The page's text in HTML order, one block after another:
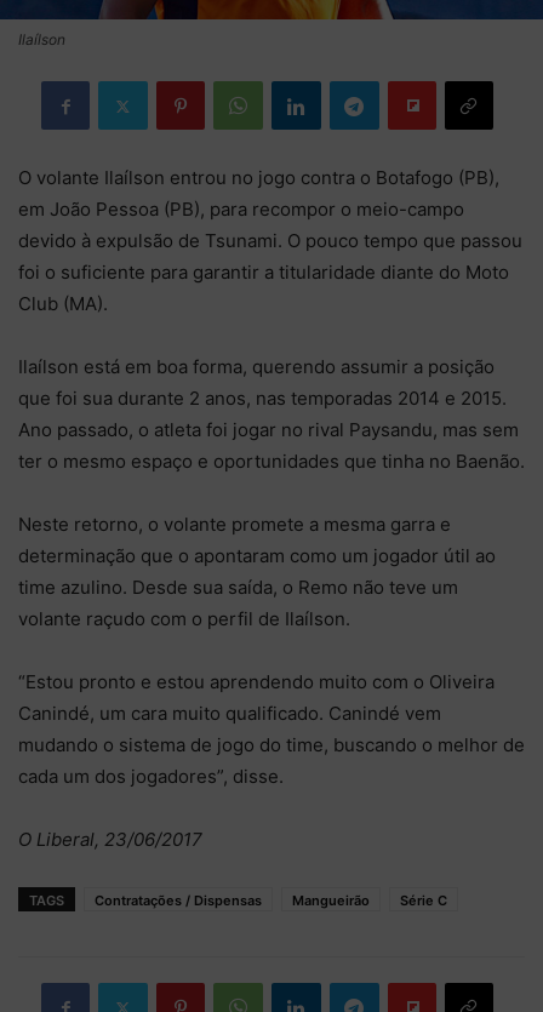
Ilaílson
O volante Ilaílson entrou no jogo contra o Botafogo (PB),
em João Pessoa (PB), para recompor o meio-campo
devido à expulsão de Tsunami. O pouco tempo que passou
foi o suficiente para garantir a titularidade diante do Moto
Club (MA).
Ilaílson está em boa forma, querendo assumir a posição
que foi sua durante 2 anos, nas temporadas 2014 e 2015.
Ano passado, o atleta foi jogar no rival Paysandu, mas sem
ter o mesmo espaço e oportunidades que tinha no Baenão.
Neste retorno, o volante promete a mesma garra e
determinação que o apontaram como um jogador útil ao
time azulino. Desde sua saída, o Remo não teve um
volante raçudo com o perfil de Ilaílson.
“Estou pronto e estou aprendendo muito com o Oliveira
Canindé, um cara muito qualificado. Canindé vem
mudando o sistema de jogo do time, buscando o melhor de
cada um dos jogadores”, disse.
O Liberal, 23/06/2017
TAGS Contratações / Dispensas Mangueirão Série C